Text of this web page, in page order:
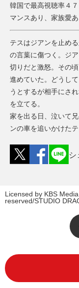
韓国で最高視聴率４
マンスあり、家族愛
テスはジアンを止め
の言葉に傷つく。ジ
切りだと激怒。その
進めていた。どうし
うとするが相手にさ
を立てる。
家を出る日、泣いて
ンの車を追いかけた
シ
Licensed by KBS
reserved/STUDIO